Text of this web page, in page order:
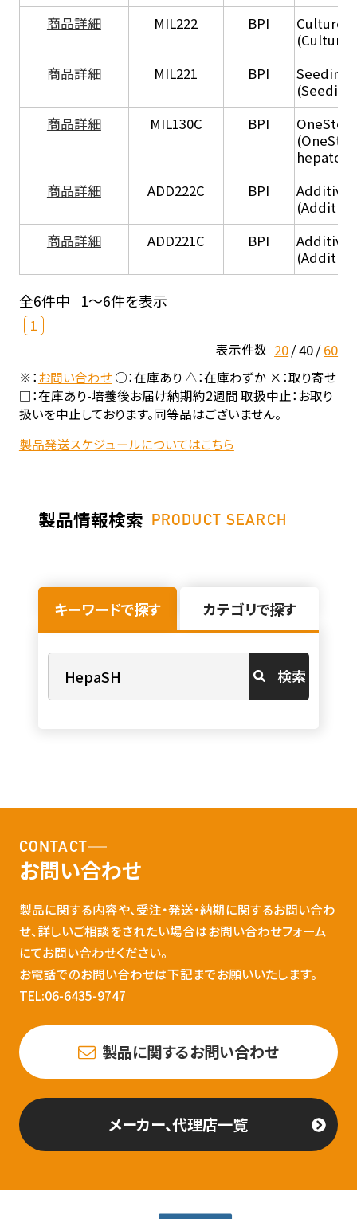
商品詳細
MIL222 BPI
Culture
(Culture
商品詳細
MIL221 BPI
Seeding
商品詳細
MIL130C BPI
商品詳細
ADD222C BPI
商品詳細
ADD221C BPI
全6件中 1～6件を表示
1
表示件数 20 40 60
※：お問い合わせ○：在庫あり △：在庫わずか ×：取り寄せ
□：在庫あり-培養後お届け納期約2週間 取扱中止：お取り
扱いを中止しております。同等品はございません。
製品発送スケジュールについてはこちら
製品情報検索 PRODUCT SEARCH
キーワードで探す カテゴリで探す
検索
CONTACT
お問い合わせ
製品に関する内容や、受注・発送・納期に関するお問い合わ
せ、詳しいご相談をされたい場合はお問い合わせフォーム
にてお問い合わせください。
お電話でのお問い合わせは下記までお願いいたします。
TEL:06-6435-9747
製品に関するお問い合わせ
メーカー、代理店一覧